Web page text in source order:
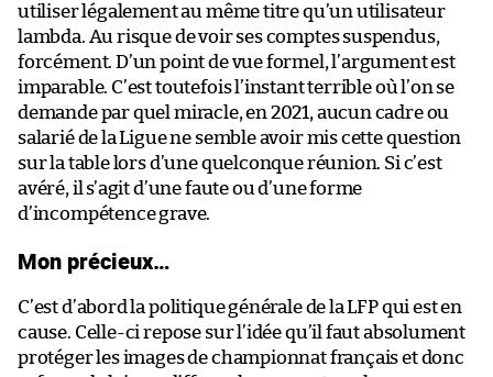
utiliser légalement au même titre qu’un utilisateur
lambda. Au risque de voir ses comptes suspendus,
forcément. D’un point de vue formel, l’argument est
imparable. C’est toutefois l’instant terrible où l’on se
demande par quel miracle, en 2021, aucun cadre ou
salarié de la Ligue ne semble avoir mis cette question
sur la table lors d’une quelconque réunion. Si c’est
avéré, il s’agit d’une faute ou d’une forme
d’incompétence grave.
Mon précieux…
C’est d’abord la politique générale de la LFP qui est en
cause. Celle-ci repose sur l’idée qu’il faut absolument
protéger les images de championnat français et donc